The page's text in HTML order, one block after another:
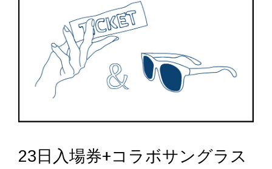
23日入場券+コラボサングラス